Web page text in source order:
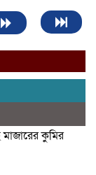
মাজারের কুমির